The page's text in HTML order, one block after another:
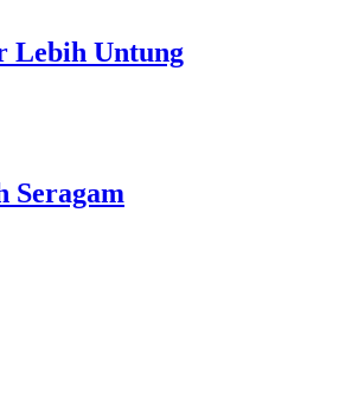
Lebih Untung
Seragam